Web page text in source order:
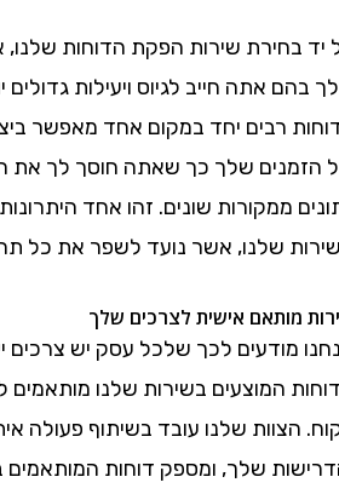
שירות הפקת הדוחות שלנו,
אתה חייב לגיוס ויעילות גדולים
רבים יחד במקום אחד מאפשר ביצועים
שלך כך שאתה חוסך לך את הצורך
ממקורות שונים. זהו אחד היתרונות
שלנו, אשר נועד לשפר את כל
אישית לצרכים שלך
לכך שלכל עסק יש צרכים
המוצעים בשירות שלנו מותאמים
שלנו עובד בשיתוף פעולה איתך
שלך, ומספק דוחות המותאמים